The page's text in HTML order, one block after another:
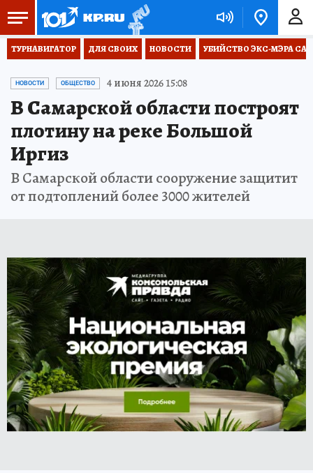
ТУРНАВИГАТОР ДЛЯ СВОИХ НОВОСТИ УБИЙСТВО ЭКС-МЭРА
НОВОСТИ ОБЩЕСТВО 4 июня 2026 15:08
В Самарской области построят
плотину на реке Большой
Иргиз
В Самарской области сооружение защитит
от подтоплений более 3000 жителей